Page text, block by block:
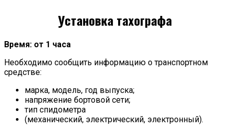
Установка тахографа
Время: от 1 часа
Необходимо сообщить информацию о транспортном
средстве:
марка, модель, год выпуска;
напряжение бортовой сети;
тип спидометра
(механический, электрический, электронный).